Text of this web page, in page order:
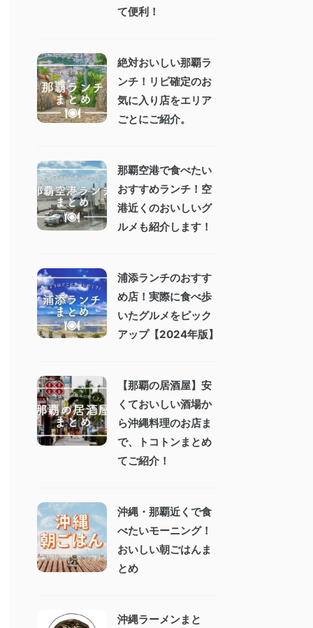
て便利！
絶対おいしい那覇ラ
ンチ！リピ確定のお
気に入り店をエリア
ごとにご紹介。
那覇空港で食べたい
おすすめランチ！空
港近くのおいしいグ
ルメも紹介します！
浦添ランチのおすす
め店！実際に食べ歩
いたグルメをピック
アップ【2024年版】
【那覇の居酒屋】安
くておいしい酒場か
ら沖縄料理のお店ま
で、トコトンまとめ
てご紹介！
沖縄・那覇近くで食
べたいモーニング！
おいしい朝ごはんま
とめ
沖縄ラーメンまと